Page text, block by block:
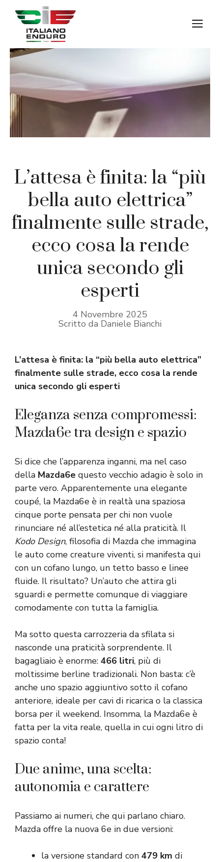
contenuto
L’attesa è finita: la “più
bella auto elettrica”
finalmente sulle strade,
ecco cosa la rende
unica secondo gli
esperti
4 Novembre 2025
Scritto da Daniele Bianchi
L’attesa è finita: la “più bella auto elettrica”
finalmente sulle strade, ecco cosa la rende
unica secondo gli esperti
Eleganza senza compromessi:
Mazda6e tra design e spazio
Si dice che l’apparenza inganni, ma nel caso
della Mazda6e questo vecchio adagio è solo in
parte vero. Apparentemente una elegante
coupé, la Mazda6e è in realtà una spaziosa
cinque porte pensata per chi non vuole
rinunciare né all’estetica né alla praticità. Il
Kodo Design, filosofia di Mazda che immagina
le auto come creature viventi, si manifesta qui
con un cofano lungo, un tetto basso e linee
fluide. Il risultato? Un’auto che attira gli
sguardi e permette comunque di viaggiare
comodamente con tutta la famiglia.
Ma sotto questa carrozzeria da sfilata si
nasconde una praticità sorprendente. Il
bagagliaio è enorme: 466 litri, più di
moltissime berline tradizionali. Non basta: c’è
anche uno spazio aggiuntivo sotto il cofano
anteriore, ideale per cavi di ricarica o la classica
borsa per il weekend. Insomma, la Mazda6e è
fatta per la vita reale, quella in cui ogni litro di
spazio conta!
Due anime, una scelta:
autonomia e carattere
Passiamo ai numeri, che qui parlano chiaro.
Mazda offre la nuova 6e in due versioni:
la versione standard con 479 km di